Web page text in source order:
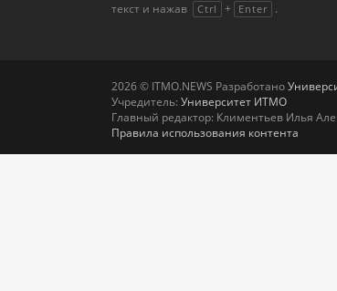
текст и нажав
Ctrl + Enter .
2026 © ITMO.NEWS Разработано
Учредитель: Университет ИТМО
Главный редактор: Климентьев Илья
Правила использования контента